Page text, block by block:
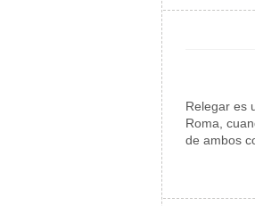
Relegar es
Roma,
de ambos